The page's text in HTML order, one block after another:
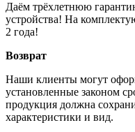
Даём трёхлетнюю
устройства! На
2 года!
Возврат
Наши клиенты могут
установленные законом
продукция должна
характеристики и вид.